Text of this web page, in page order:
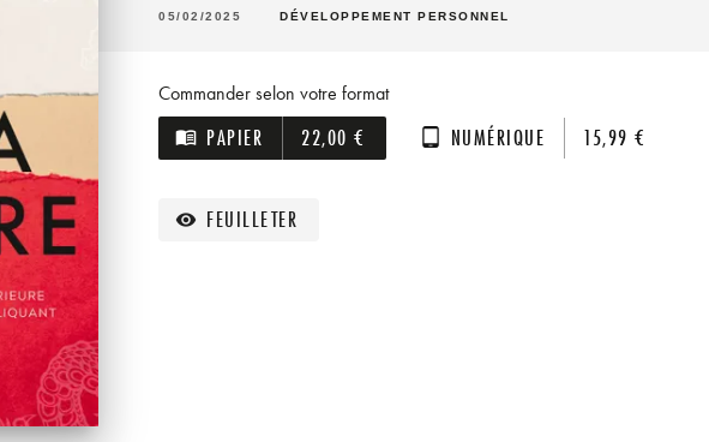
05/02/2025 DÉVELOPPEMENT PERSONNEL
Commander selon votre format
menu_book PAPIER 22,00 € tablet_android NUMÉRIQUE 15,99 €
visibility FEUILLETER